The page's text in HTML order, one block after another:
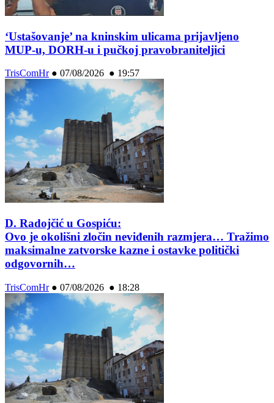
‘Ustašovanje’ na kninskim ulicama prijavljeno
MUP-u, DORH-u i pučkoj pravobraniteljici
TrisComHr● 07/08/2026 ● 19:57
D. Radojčić u Gospiću:
Ovo je okolišni zločin neviđenih razmjera… Tražimo
maksimalne zatvorske kazne i ostavke politički
odgovornih…
TrisComHr● 07/08/2026 ● 18:28